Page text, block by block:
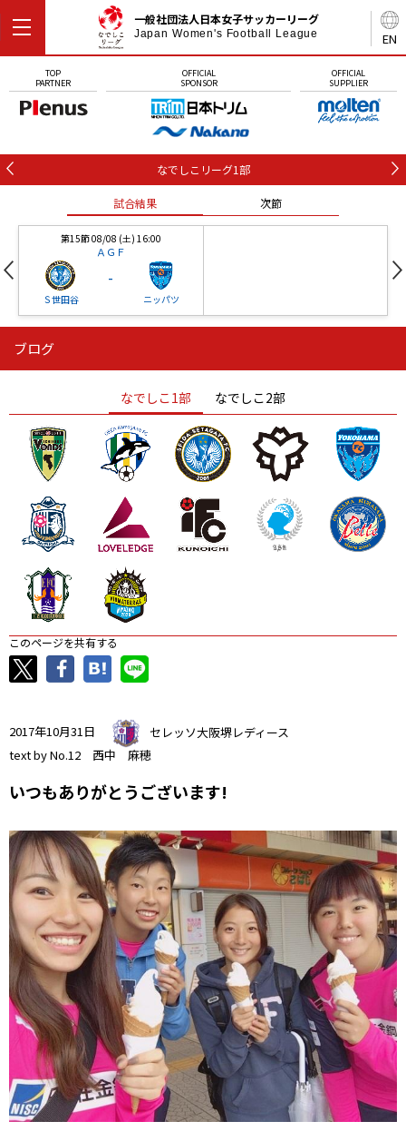
EN
一般社団法人日本女子サッカーリーグ
Japan Women's Football League
TOP
PARTNER
OFFICIAL
SPONSOR
OFFICIAL
SUPPLIER
なでしこリーグ1部
試合結果 次節
第15節 08/08 (土) 16:00
ＡＧＦ
Ｓ世田谷
-
ニッパツ
ニッパツ
ニッパツ 名古屋
石人の星
静岡 愛媛Ｌ
ブログ
なでしこ1部 なでしこ2部
このページを共有する
2017年10月31日
セレッソ大阪堺レディース
text by No.12 西中 麻穂
いつもありがとうございます!